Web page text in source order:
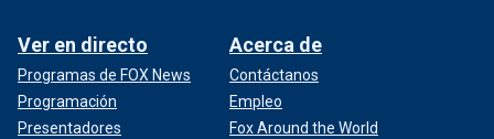
Ver en directo
Programas de FOX News
Programación
Presentadores
Acerca de
Contáctanos
Empleo
Fox Around the World